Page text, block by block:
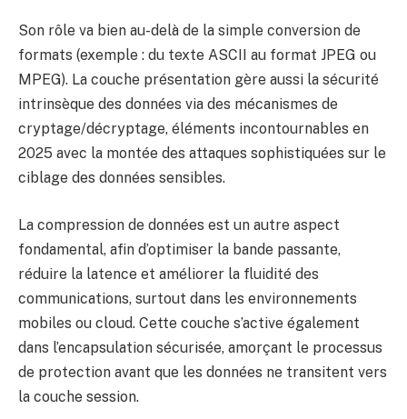
Son rôle va bien au-delà de la simple conversion de
formats (exemple : du texte ASCII au format JPEG ou
MPEG). La couche présentation gère aussi la sécurité
intrinsèque des données via des mécanismes de
cryptage/décryptage, éléments incontournables en
2025 avec la montée des attaques sophistiquées sur le
ciblage des données sensibles.
La compression de données est un autre aspect
fondamental, afin d’optimiser la bande passante,
réduire la latence et améliorer la fluidité des
communications, surtout dans les environnements
mobiles ou cloud. Cette couche s’active également
dans l’encapsulation sécurisée, amorçant le processus
de protection avant que les données ne transitent vers
la couche session.